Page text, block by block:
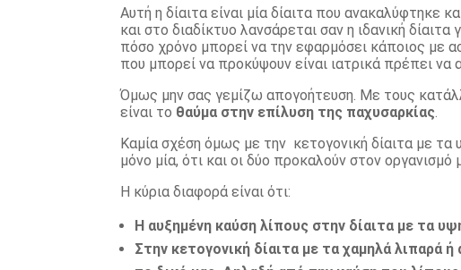
Αυτή η δίαιτα είναι μία δίαιτα που ανακαλύφτηκε
και στο διαδίκτυο λανσάρεται σαν η ιδανική
πόσο χρόνο μπορεί να την εφαρμόσει κάποιος με
που μπορεί να προκύψουν είναι ιατρικά πρέπει
Όμως μην σας γεμίζω απογοήτευση. Με τους
είναι το θαύμα στην επίλυση της παχυσαρκίας.
Καμία σχέση όμως με την κετογονική δίαιτα με τα
μόνο μία, ότι και οι δύο προκαλούν στον
Η κύρια διαφορά είναι ότι:
Η αυξημένη καύση λίπους στην δίαιτα με τα
Στην κετογονική δίαιτα με τα χαμηλά